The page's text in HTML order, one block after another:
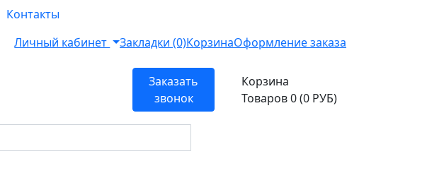
Контакты
Личный кабинет
Закладки (0)КорзинаОформление заказа
Заказать
звонок
Корзина
Товаров 0 (0 РУБ)